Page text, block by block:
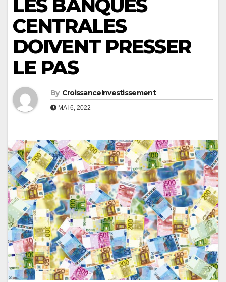
LES BANQUES
CENTRALES
DOIVENT PRESSER
LE PAS
By CroissanceInvestissement
MAI 6, 2022